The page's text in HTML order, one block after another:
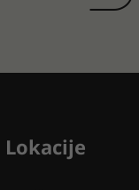
Lokacije